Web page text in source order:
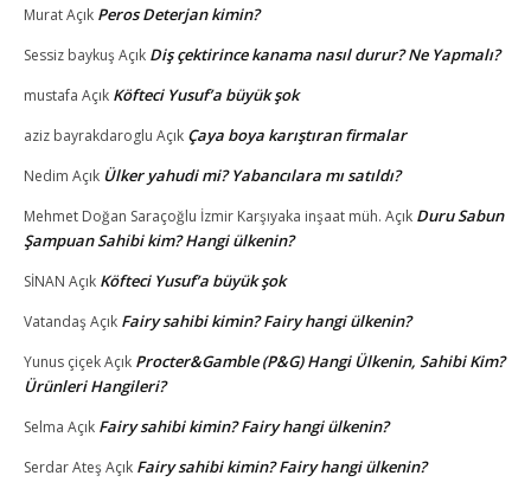
MuratAçık Peros Deterjan kimin?
Sessiz baykuşAçık Diş çektirince kanama nasıl durur? Ne Yapmalı?
mustafa Açık Köfteci Yusuf’a büyük şok
aziz bayrakdaroglu Açık Çaya boya karıştıran firmalar
Nedim Açık Ülker yahudi mi? Yabancılara mı satıldı?
Mehmet Doğan Saraçoğlu İzmir Karşıyaka inşaat müh. Açık Duru Sabun
Şampuan Sahibi kim? Hangi ülkenin?
SİNAN Açık Köfteci Yusuf’a büyük şok
VatandaşAçık Fairy sahibi kimin? Fairy hangi ülkenin?
Yunus çiçekAçık Procter&Gamble (P&G) Hangi Ülkenin, Sahibi Kim?
Ürünleri Hangileri?
Selma Açık Fairy sahibi kimin? Fairy hangi ülkenin?
Serdar AteşAçık Fairy sahibi kimin? Fairy hangi ülkenin?